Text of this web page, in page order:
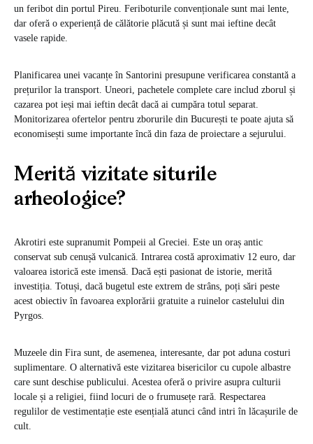
un feribot din portul Pireu. Feriboturile convenționale sunt mai lente,
dar oferă o experiență de călătorie plăcută și sunt mai ieftine decât
vasele rapide.
Planificarea unei vacanțe în Santorini presupune verificarea constantă a
prețurilor la transport. Uneori, pachetele complete care includ zborul și
cazarea pot ieși mai ieftin decât dacă ai cumpăra totul separat.
Monitorizarea ofertelor pentru zborurile din București te poate ajuta să
economisești sume importante încă din faza de proiectare a sejurului.
Merită vizitate siturile
arheologice?
Akrotiri este supranumit Pompeii al Greciei. Este un oraș antic
conservat sub cenușă vulcanică. Intrarea costă aproximativ 12 euro, dar
valoarea istorică este imensă. Dacă ești pasionat de istorie, merită
investiția. Totuși, dacă bugetul este extrem de strâns, poți sări peste
acest obiectiv în favoarea explorării gratuite a ruinelor castelului din
Pyrgos.
Muzeele din Fira sunt, de asemenea, interesante, dar pot aduna costuri
suplimentare. O alternativă este vizitarea bisericilor cu cupole albastre
care sunt deschise publicului. Acestea oferă o privire asupra culturii
locale și a religiei, fiind locuri de o frumusețe rară. Respectarea
regulilor de vestimentație este esențială atunci când intri în lăcașurile de
cult.